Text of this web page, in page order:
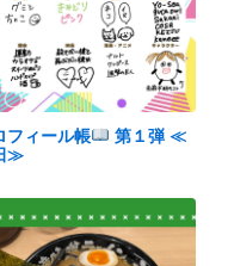
フィール帳
第１弾 ≪
≫